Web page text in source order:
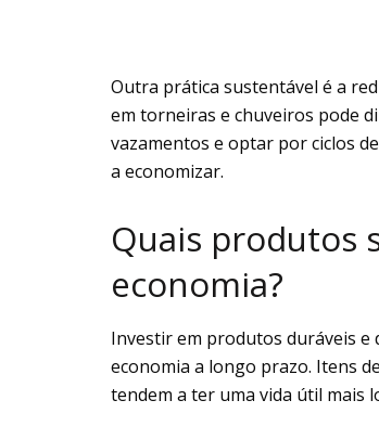
Outra prática sustentável é a
em torneiras e chuveiros pode
vazamentos e optar por ciclos
a economizar.
Quais produtos
economia?
Investir em produtos duráveis e
economia a longo prazo. Itens
tendem a ter uma vida útil mais